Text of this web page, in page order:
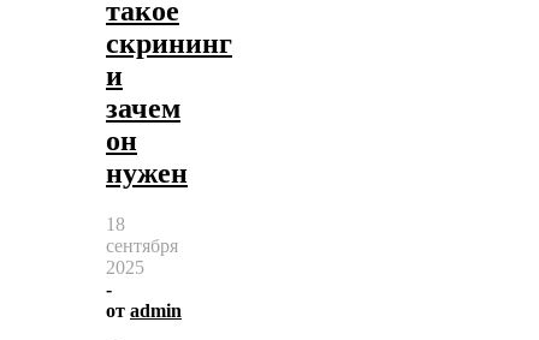
такое
скрининг
и
зачем
он
нужен
18
сентября
2025
-
от admin